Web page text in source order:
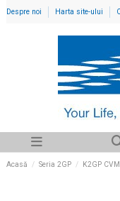
Despre noi Harta site-ului
Acasă Seria 2GP K2GP